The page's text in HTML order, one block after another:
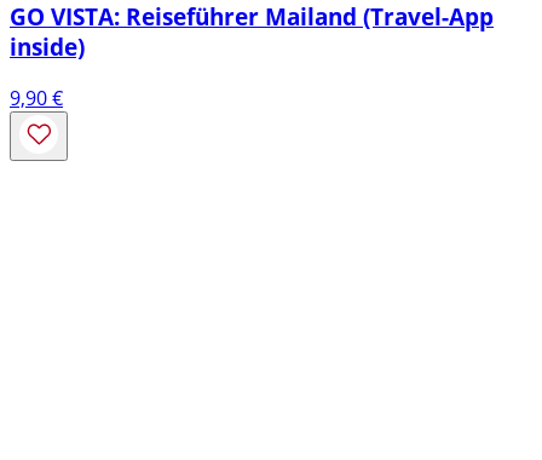
GO VISTA: Reiseführer Mailand (Travel-App
inside)
9,90€